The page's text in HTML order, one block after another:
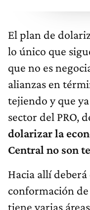
El plan de
lo único que
que no es
alianzas en
tejiendo y que
sector del PRO,
dolarizar la
Central no son
Hacia allí
conformación
tiene varias